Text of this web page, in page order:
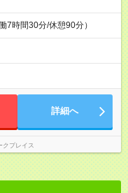
7時間30分/休憩90分）
詳細へ
クプレイス